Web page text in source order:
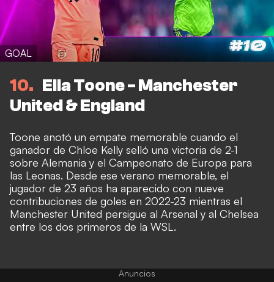
GOAL
10
Ella Toone - Manchester
United & England
Toone anotó un empate memorable cuando el
ganador de Chloe Kelly selló una victoria de 2-1
sobre Alemania y el Campeonato de Europa para
las Leonas. Desde ese verano memorable, el
jugador de 23 años ha aparecido con nueve
contribuciones de goles en 2022-23 mientras el
Manchester United persigue al Arsenal y al Chelsea
entre los dos primeros de la WSL.